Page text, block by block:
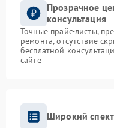
Прозрачное
консультация
Точные прайс-листы,
ремонта, отсутствие
бесплатной
сайте
Широкий